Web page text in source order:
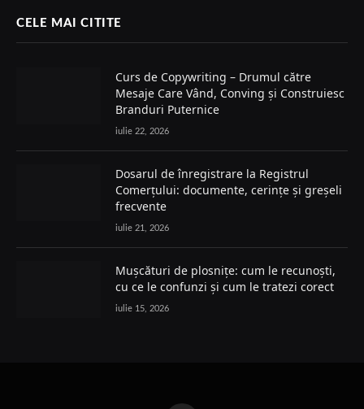
CELE MAI CITITE
Curs de Copywriting – Drumul către
Mesaje Care Vând, Conving și Construiesc
Branduri Puternice
iulie 22, 2026
Dosarul de înregistrare la Registrul
Comerțului: documente, cerințe și greșeli
frecvente
iulie 21, 2026
Mușcături de plosnițe: cum le recunoști,
cu ce le confunzi și cum le tratezi corect
iulie 15, 2026